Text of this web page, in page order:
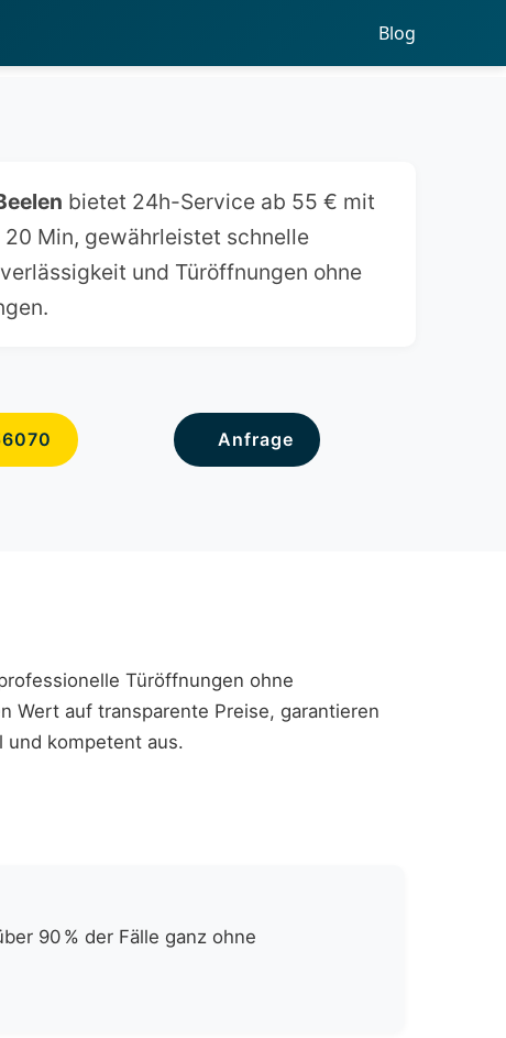
Blog
bietet 24h-Service ab 55 € mit
Min, gewährleistet schnelle
und Türöffnungen ohne
Anfrage
Türöffnungen ohne
Wert auf transparente Preise, garantieren
und kompetent aus.
90 % der Fälle ganz ohne